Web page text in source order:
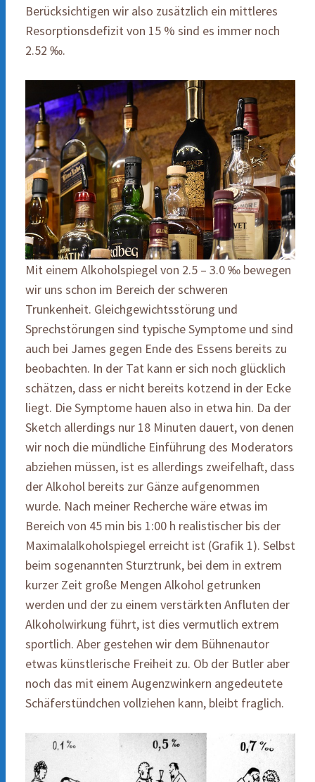
Berücksichtigen wir also zusätzlich ein mittleres
Resorptionsdefizit von 15 % sind es immer noch
2.52 ‰.
Mit einem Alkoholspiegel von 2.5 – 3.0 ‰ bewegen
wir uns schon im Bereich der schweren
Trunkenheit. Gleichgewichtsstörung und
Sprechstörungen sind typische Symptome und sind
auch bei James gegen Ende des Essens bereits zu
beobachten. In der Tat kann er sich noch glücklich
schätzen, dass er nicht bereits kotzend in der Ecke
liegt. Die Symptome hauen also in etwa hin. Da der
Sketch allerdings nur 18 Minuten dauert, von denen
wir noch die mündliche Einführung des Moderators
abziehen müssen, ist es allerdings zweifelhaft, dass
der Alkohol bereits zur Gänze aufgenommen
wurde. Nach meiner Recherche wäre etwas im
Bereich von 45 min bis 1:00 h realistischer bis der
Maximalalkoholspiegel erreicht ist (Grafik 1). Selbst
beim sogenannten Sturztrunk, bei dem in extrem
kurzer Zeit große Mengen Alkohol getrunken
werden und der zu einem verstärkten Anfluten der
Alkoholwirkung führt, ist dies vermutlich extrem
sportlich. Aber gestehen wir dem Bühnenautor
etwas künstlerische Freiheit zu. Ob der Butler aber
noch das mit einem Augenzwinkern angedeutete
Schäferstündchen vollziehen kann, bleibt fraglich.